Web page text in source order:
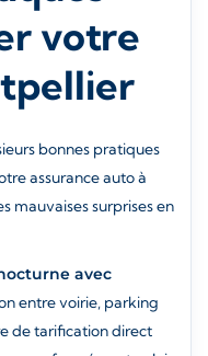
votre
bonnes pratiques
assurance auto à
mauvaises surprises en
avec
entre voirie, parking
de tarification direct